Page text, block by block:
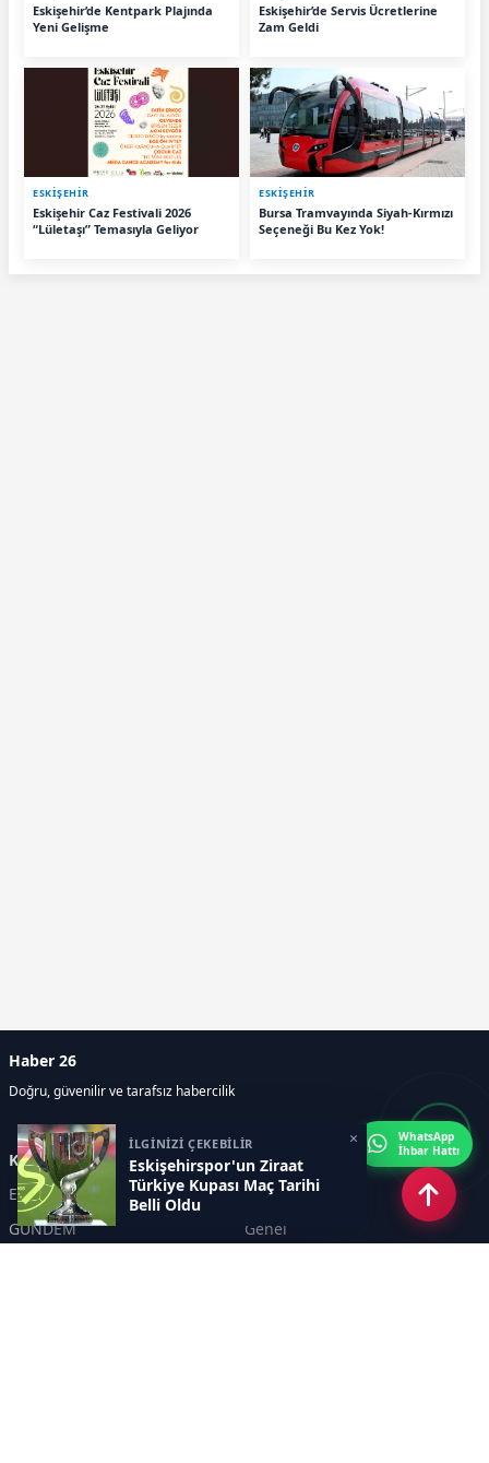
Eskişehir’de Kentpark Plajında
Yeni Gelişme
Eskişehir’de Servis Ücretlerine
Zam Geldi
ESKIŞEHIR
Eskişehir Caz Festivali 2026
“Lületaşı” Temasıyla Geliyor
ESKIŞEHIR
Bursa Tramvayında Siyah-Kırmızı
Seçeneği Bu Kez Yok!
İLGİNİZİ ÇEKEBİLİR
Eskişehirspor'un Ziraat
Türkiye Kupası Maç Tarihi
Belli Oldu
×
Haber 26
Doğru, güvenilir ve tarafsız habercilik
Kategoriler
Eskişehir
SPOR
GÜNDEM
Genel
WhatsApp
İhbar Hattı